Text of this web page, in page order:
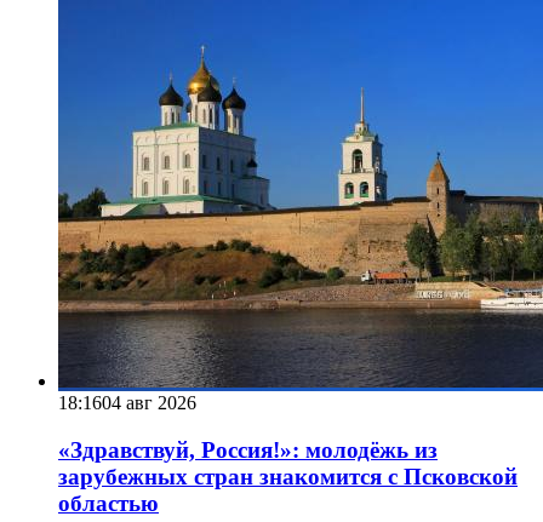
18:1604 авг 2026
«Здравствуй, Россия!»: молодёжь из
зарубежных стран знакомится с Псковской
областью